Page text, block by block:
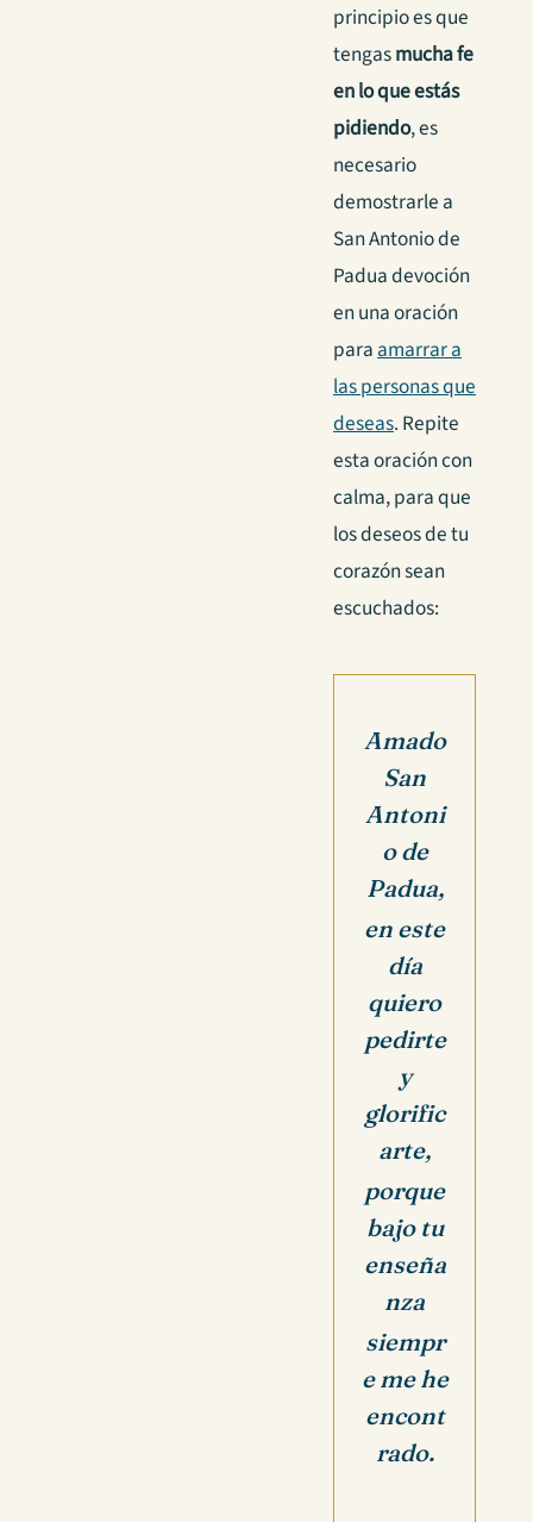
principio es que
tengasmucha fe
en lo que estás
pidiendo, es
necesario
demostrarle a
San Antonio de
Padua devoción
en una oración
paraamarrar a
las personas que
deseas. Repite
esta oración con
calma, para que
los deseos de tu
corazón sean
escuchados:
Amado
San
Antoni
o de
Padua,
en este
día
quiero
pedirte
y
glorific
arte,
porque
bajo tu
enseña
nza
siempr
e me he
encont
rado.